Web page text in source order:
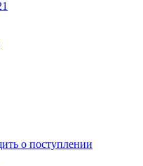
о поступлении